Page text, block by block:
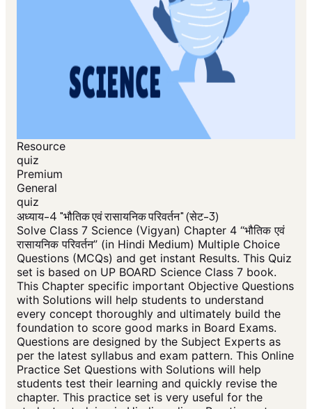
Resource
quiz
Premium
General
quiz
अध्याय-4 "भौतिक एवं रासायनिक परिवर्तन" (सेट-3)
Solve Class 7 Science (Vigyan) Chapter 4 “भौतिक एवं
रासायनिक परिवर्तन” (in Hindi Medium) Multiple Choice
Questions (MCQs) and get instant Results. This Quiz
set is based on UP BOARD Science Class 7 book.
This Chapter specific important Objective Questions
with Solutions will help students to understand
every concept thoroughly and ultimately build the
foundation to score good marks in Board Exams.
Questions are designed by the Subject Experts as
per the latest syllabus and exam pattern. This Online
Practice Set Questions with Solutions will help
students test their learning and quickly revise the
chapter. This practice set is very useful for the